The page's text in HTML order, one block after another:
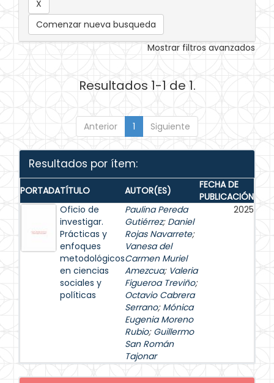
Comenzar nueva busqueda
Mostrar filtros avanzados
Resultados 1-1 de 1.
Anterior 1 Siguiente
Resultados por ítem:
PORTADATÍTULO AUTOR(ES)
FECHA DE
PUBLICACIÓN
Oficio de
investigar.
Prácticas y
enfoques
metodológicos
en ciencias
sociales y
políticas
Paulina Pereda
Gutiérrez; Daniel
Rojas Navarrete;
Vanesa del
Carmen Muriel
Amezcua; Valeria
Figueroa Treviño;
Octavio Cabrera
Serrano; Mónica
Eugenia Moreno
Rubio; Guillermo
San Román
Tajonar
2025